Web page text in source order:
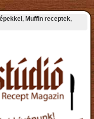
Muffin receptek,